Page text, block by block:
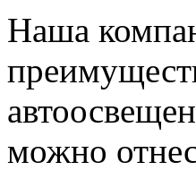
Наша
можно